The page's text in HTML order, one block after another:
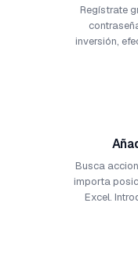
Regístrate
inversión,
Busca
importa
Excel.